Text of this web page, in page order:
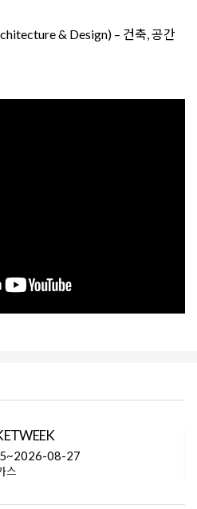
& Design) – 건축, 공간
08-27
스